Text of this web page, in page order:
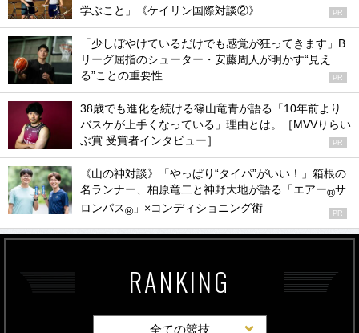
学ぶこと」《ケイリン国際対談②》
PR
「少しぼやけているだけでも感覚が狂ってきます」B
リーグ屈指のシューター・安藤周人が明かす“見え
る”ことの重要性
PR
38歳でも進化を続ける篠山竜青が語る「10年前より
バスケが上手くなっている」理由とは。［MVVりらい
ぶ賞 受賞者インタビュー］
PR
《山の神対談》「やっぱり“タイパ”がいい！」箱根の
名ランナー、柏原竜二と神野大地が語る「エアー®サ
ロンパス® 」×コンディショニング術 PR
RANKING
全ての競技